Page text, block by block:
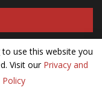
use this website you
Visit our Privacy and